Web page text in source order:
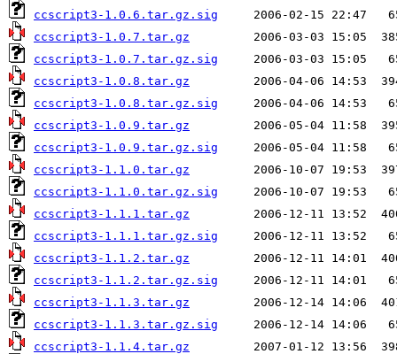
ccscript3-1.0.6.tar.gz.sig
ccscript3-1.0.7.tar.gz
ccscript3-1.0.7.tar.gz.sig
ccscript3-1.0.8.tar.gz
ccscript3-1.0.8.tar.gz.sig
ccscript3-1.0.9.tar.gz
ccscript3-1.0.9.tar.gz.sig
ccscript3-1.1.0.tar.gz
ccscript3-1.1.0.tar.gz.sig
ccscript3-1.1.1.tar.gz
ccscript3-1.1.1.tar.gz.sig
ccscript3-1.1.2.tar.gz
ccscript3-1.1.2.tar.gz.sig
ccscript3-1.1.3.tar.gz
ccscript3-1.1.3.tar.gz.sig
ccscript3-1.1.4.tar.gz